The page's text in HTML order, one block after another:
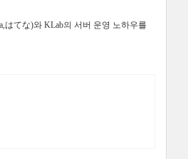
はてな)와 KLab의 서버 운영 노하우를